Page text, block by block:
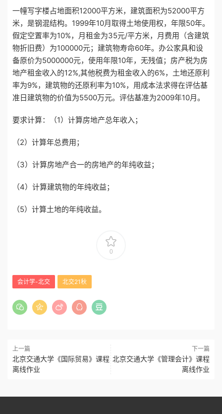
一幢写字楼占地面积12000平方米，建筑面积为52000平方
米，是钢混结构。1999年10月取得土地使用权，年限50年。
假定空置率为10%，月租金为35元/平方米，月费用（含建筑
物折旧费）为100000元；建筑物寿命60年。办公家具和设
备原价为5000000元，使用年限10年，无残值；房产税为房
地产租金收入的12%,其他税费为租金收入的6%，土地还原利
率为9%，建筑物的还原利率为10%，用成本法求得在评估基
准日建筑物的价值为5500万元。评估基准为2009年10月。
要求计算：（1）计算房地产总年收入；
（2）计算年总费用；
（3）计算房地产合一的房地产的年纯收益；
（4）计算建筑物的年纯收益；
（5）计算土地的年纯收益。
0
会计学-北交 北交21秋
上一篇
北京交通大学《国际贸易》课程
离线作业
下一篇
北京交通大学《管理会计》课程
离线作业